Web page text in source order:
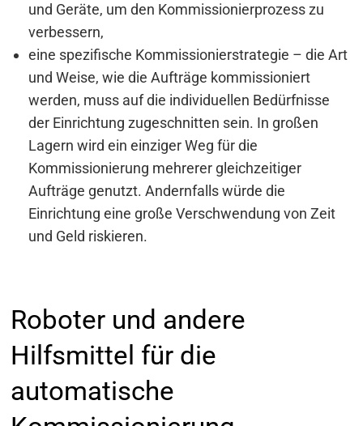
und Geräte, um den Kommissionierprozess zu
verbessern,
eine spezifische Kommissionierstrategie – die Art
und Weise, wie die Aufträge kommissioniert
werden, muss auf die individuellen Bedürfnisse
der Einrichtung zugeschnitten sein. In großen
Lagern wird ein einziger Weg für die
Kommissionierung mehrerer gleichzeitiger
Aufträge genutzt. Andernfalls würde die
Einrichtung eine große Verschwendung von Zeit
und Geld riskieren.
Roboter und andere
Hilfsmittel für die
automatische